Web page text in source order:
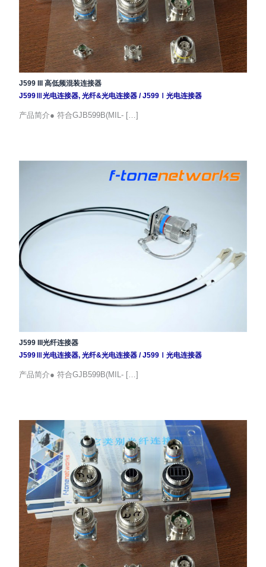
J599 III 高低频混装连接器
J599Ⅲ光电连接器, 光纤&光电连接器/J599Ⅰ光电连接器
产品简介● 符合GJB599B(MIL- […]
J599 III光纤连接器
J599Ⅲ光电连接器, 光纤&光电连接器/J599Ⅰ光电连接器
产品简介● 符合GJB599B(MIL- […]